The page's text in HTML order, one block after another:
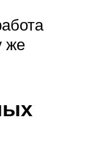
же